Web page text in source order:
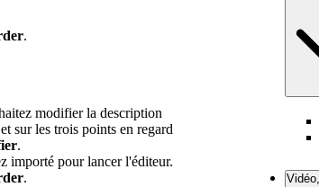
.
modifier la description
et sur les trois points en regard
.
importé pour lancer l'éditeur.
.